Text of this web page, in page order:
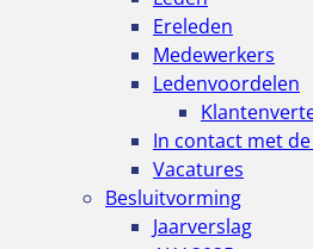
Ereleden
Medewerkers
Ledenvoordelen
In contact met de
Vacatures
Besluitvorming
Jaarverslag